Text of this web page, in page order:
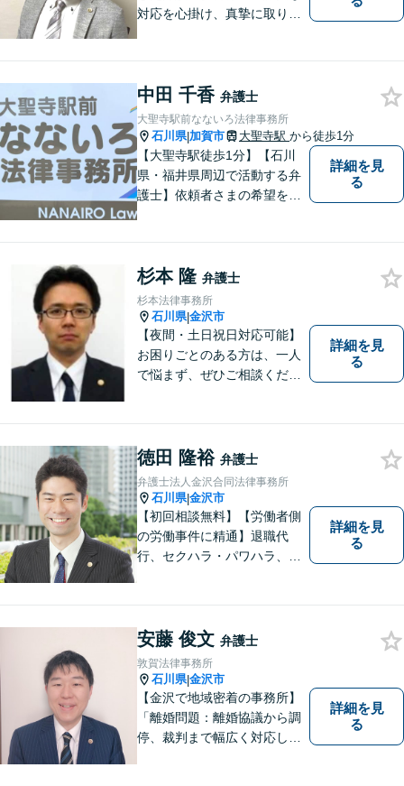
対応を心掛け、真摯に取り組
法的サービスを提供しており
ますので，どうぞ宜しくお願
い申し上げます。
中田 千香 弁護士
大聖寺駅前なないろ法律事務所
石川県|加賀市 大聖寺駅 から徒歩1分
【大聖寺駅徒歩1分】【石川
県・福井県周辺で活動する弁
護士】依頼者さまの希望を尊
軽にご相談ください。土日祝
も対応可能です。【法テラス
可】
詳細を見
る
杉本 隆 弁護士
杉本法律事務所
石川県|金沢市
【夜間・土日祝日対応可能】
お困りごとのある方は、一人
で悩まず、ぜひご相談くださ
円(税込））
詳細を見
る
徳田 隆裕 弁護士
弁護士法人金沢合同法律事務所
石川県|金沢市
【初回相談無料】【労働者側
の労働事件に精通】退職代
行、セクハラ・パワハラ、労
ルも対応可能【メール相談／
ビデオ面談可】【土曜日も対
応】
詳細を見
る
安藤 俊文 弁護士
敦賀法律事務所
石川県|金沢市
【金沢で地域密着の事務所】
「離婚問題：離婚協議から調
停、裁判まで幅広く対応し、
詳細を見
る